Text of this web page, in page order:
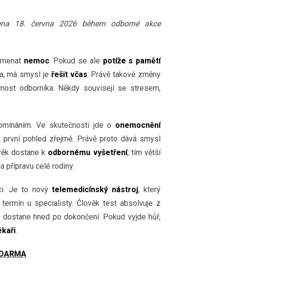
18. června 2026 během odborné akce
nemoc. Pokud se ale potíže s pamětí
má smysl je řešit včas. Právě takové změny
odborníka. Někdy souvisejí se stresem,
Ve skutečnosti jde o onemocnění
pohled zřejmé. Právě proto dává smysl
dostane k odbornému vyšetření, tím větší
přípravu celé rodiny.
Je to novýtelemedicínský nástroj, který
u specialisty. Člověk test absolvuje z
hned po dokončení. Pokud vyjde hůř,
.